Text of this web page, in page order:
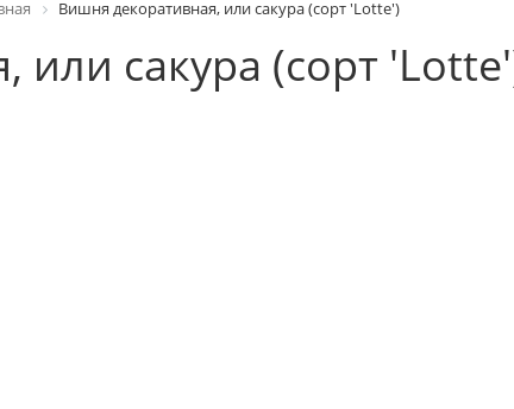
Вишня декоративная, или сакура (сорт 'Lotte')
или сакура (сорт